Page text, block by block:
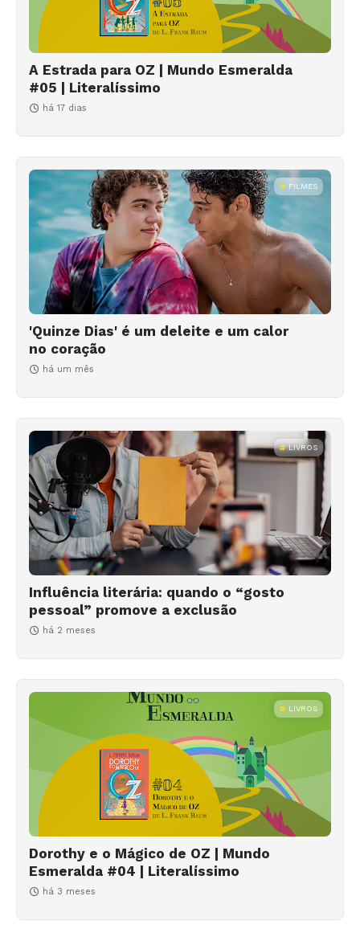
A Estrada para OZ | Mundo Esmeralda
#05 | Literalíssimo
há 17 dias
FILMES
'Quinze Dias' é um deleite e um calor
no coração
há um mês
LIVROS
Influência literária: quando o “gosto
pessoal” promove a exclusão
há 2 meses
LIVROS
Dorothy e o Mágico de OZ | Mundo
Esmeralda #04 | Literalíssimo
há 3 meses